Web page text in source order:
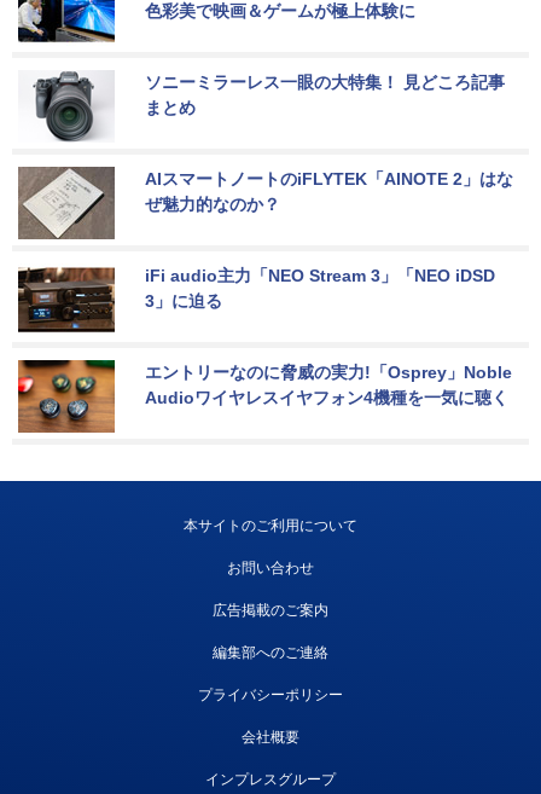
色彩美で映画＆ゲームが極上体験に
ソニーミラーレス一眼の大特集！ 見どころ記事
まとめ
AIスマートノートのiFLYTEK「AINOTE 2」はな
ぜ魅力的なのか？
iFi audio主力「NEO Stream 3」「NEO iDSD
3」に迫る
エントリーなのに脅威の実力!「Osprey」Noble
Audioワイヤレスイヤフォン4機種を一気に聴く
本サイトのご利用について
お問い合わせ
広告掲載のご案内
編集部へのご連絡
プライバシーポリシー
会社概要
インプレスグループ